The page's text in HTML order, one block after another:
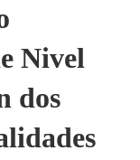
Nivel
dos